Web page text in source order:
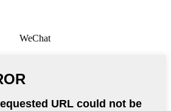
WeChat